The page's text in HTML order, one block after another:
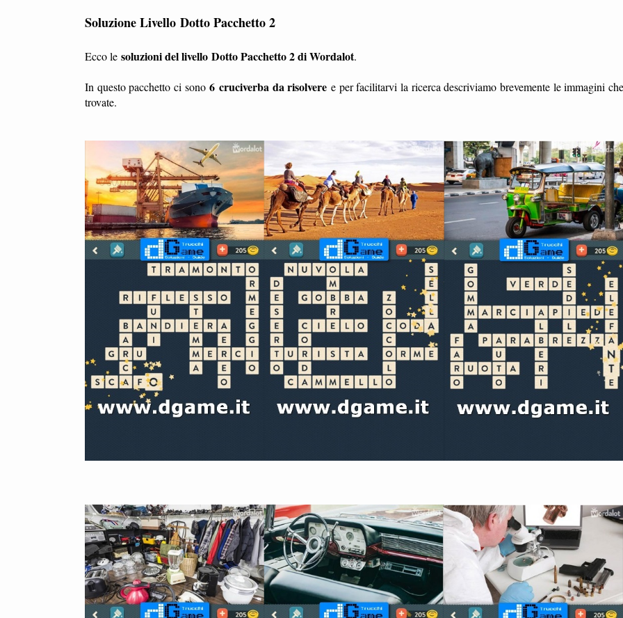
Soluzione Livello Dotto Pacchetto 2
Ecco le soluzioni del livello Dotto Pacchetto 2 di Wordalot.
In questo pacchetto ci sono6 cruciverba da risolvere e per facilitarvi la ricerca descriviamo brevemente le immagini
trovate.